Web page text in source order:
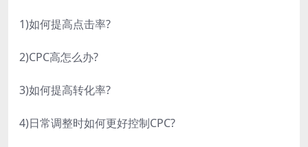
1)如何提高点击率?
2)CPC高怎么办?
3)如何提高转化率?
4)日常调整时如何更好控制CPC?